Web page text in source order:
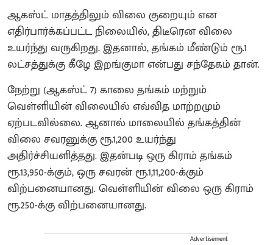
ஆகஸ்ட் மாதத்திலும் விலை குறையும் என
எதிர்பார்க்கப்பட்ட நிலையில், திடீரென விலை
உயர்ந்து வருகிறது. இதனால், தங்கம் மீண்டும் ரூ.1
லட்சத்துக்கு கீழே இறங்குமா என்பது சந்தேகம் தான்.
நேற்று (ஆகஸ்ட் 7) காலை தங்கம் மற்றும்
வெள்ளியின் விலையில் எவ்வித மாற்றமும்
ஏற்படவில்லை. ஆனால் மாலையில் தங்கத்தின்
விலை சவரனுக்கு ரூ.1,200 உயர்ந்து
அதிர்ச்சியளித்தது. இதன்படி ஒரு கிராம் தங்கம்
ரூ.13,950-க்கும், ஒரு சவரன் ரூ.1,11,200-க்கும்
விற்பனையானது. வெள்ளியின் விலை ஒரு கிராம்
ரூ.250-க்கு விற்பனையானது.
Advertisement